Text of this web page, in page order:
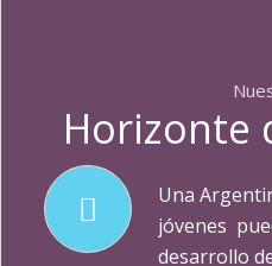
Horizonte
Una
jóvenes
desarrollo